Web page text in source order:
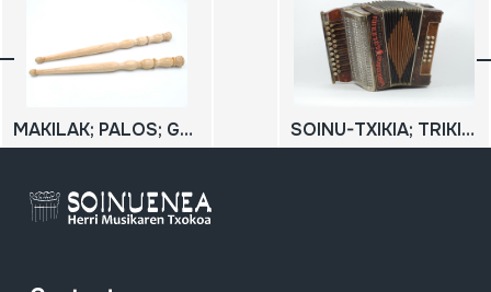
MAKILAK; PALOS; Gaitero-dultzainero taldeko danborra jotzeko makilak SOINU-TXIKIA; TRIKITIXA